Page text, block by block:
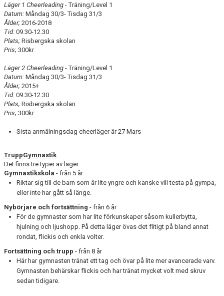
Läger 1 Cheerleading - Träning/Level 1
Datum: Måndag 30/3- Tisdag 31/3
Ålder; 2016-2018
Tid: 09.30-12.30
Plats; Risbergska skolan
Pris; 300kr
Läger 2 Cheerleading - Träning/Level 1
Datum: Måndag 30/3- Tisdag 31/3
Ålder; 2015+
Tid: 09.30-12.30
Plats; Risbergska skolan
Pris; 300kr
Sista anmälningsdag cheerläger är 27 Mars
TruppGymnastik
Det finns tre typer av läger:
Gymnastikskola - från 5 år
Riktar sig till de barn som är lite yngre och kanske vill testa på gympa,
eller inte har gått så länge.
Nybörjare och fortsättning - från 6 år
För de gymnaster som har lite förkunskaper såsom kullerbytta,
hjulning och ljushopp. På detta läger övas det flitigt på bland annat
rondat, flickis och enkla volter.
Fortsättning och trupp - från 8 år
Här har gymnasten tränat ett tag och övar på lite mer avancerade varv.
Gymnasten behärskar flickis och har tränat mycket volt med skruv
sedan tidigare.